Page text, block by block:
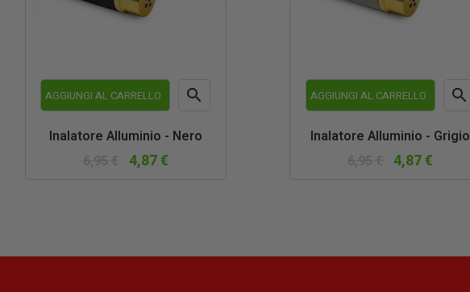
AGGIUNGI AL CARRELLO 
Inalatore Alluminio - Nero
4,87 €
AGGIUNGI AL CARRELLO 
Inalatore Alluminio - Grigio
4,87 €